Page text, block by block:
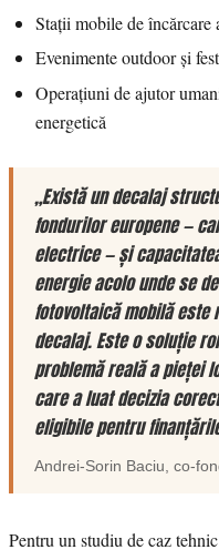
Stații mobile de încărcare
Evenimente outdoor și
Operațiuni de ajutor
energetică
„Există un decalaj
fondurilor europene —
electrice — și
energie acolo unde se
fotovoltaică mobilă
decalaj. Este o soluție
problemă reală a pieței
care a luat decizia
eligibile pentru
Andrei-Sorin Baciu, co-
Pentru un studiu de caz